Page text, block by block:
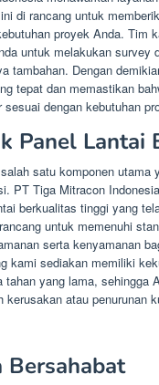
di rancang untuk
proyek Anda. Tim
untuk melakukan survey
tambahan. Dengan
tepat dan memastikan
sesuai dengan kebutuhan
Panel Lantai
satu komponen utama
PT Tiga Mitracon
berkualitas tinggi yang
untuk memenuhi
serta kenyamanan
kami sediakan memiliki
tahan yang lama, sehingga
kerusakan atau penurunan
Bersahabat